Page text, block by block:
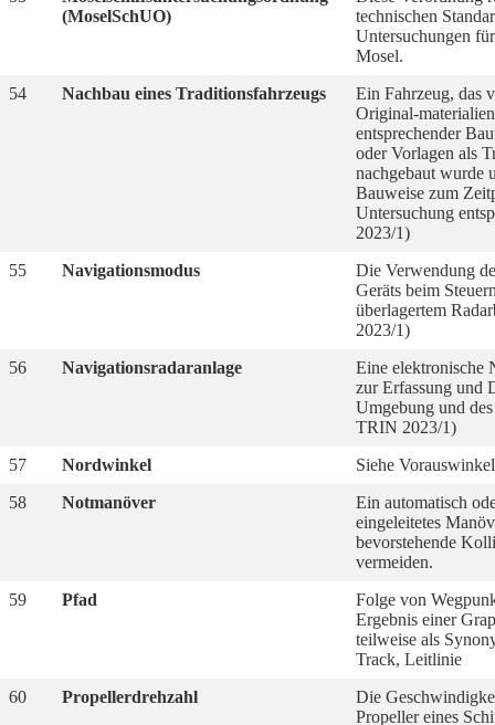
(MoselSchUO)
technischen
Untersuchungen
Mosel.
54
Nachbau eines Traditionsfahrzeugs
Ein Fahrzeug, das
Original-
entsprechender
oder Vorlagen als
nachgebaut wurde
Bauweise zum
Untersuchung
2023/1)
55
Navigationsmodus
Die Verwendung
Geräts beim
überlagertem
2023/1)
56
Navigationsradaranlage
Eine elektronische
zur Erfassung und
Umgebung und
TRIN 2023/1)
57
Nordwinkel
Siehe Vorauswinkel
58
Notmanöver
Ein automatisch
eingeleitetes
bevorstehende
vermeiden.
59
Pfad
Folge von
Ergebnis einer
teilweise als
Track, Leitlinie
60
Propellerdrehzahl
Die
Propeller eines